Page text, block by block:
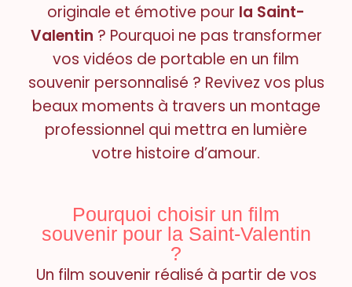
originale et émotive pour la Saint-
Valentin ? Pourquoi ne pas transformer
vos vidéos de portable en un film
souvenir personnalisé ? Revivez vos plus
beaux moments à travers un montage
professionnel qui mettra en lumière
votre histoire d’amour.
Pourquoi choisir un film
souvenir pour la Saint-Valentin
?
Un film souvenir réalisé à partir de vos